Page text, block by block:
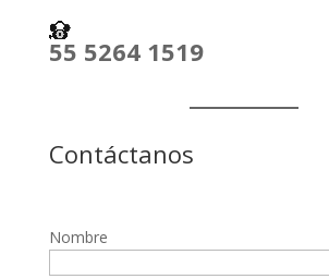
55 5264 1519
Contáctanos
Nombre